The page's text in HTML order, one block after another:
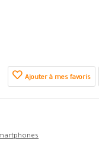
Ajouter à mes favoris